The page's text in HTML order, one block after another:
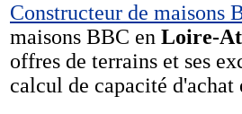
Constructeur de maisons
maisons BBC en Loire-
offres de terrains et ses
calcul de capacité d'achat